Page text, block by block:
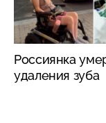
Россиянка
удаления зуба